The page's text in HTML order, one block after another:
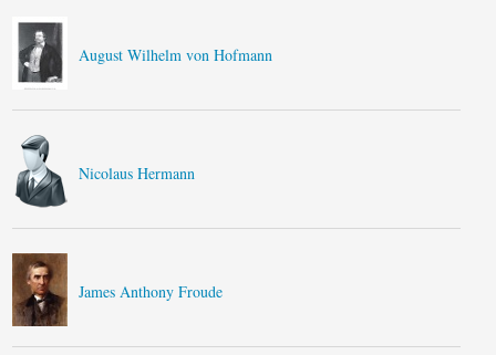
August Wilhelm von Hofmann
Nicolaus Hermann
James Anthony Froude